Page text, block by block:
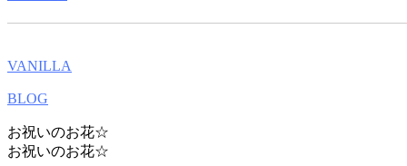
VANILLA
BLOG
お祝いのお花☆
お祝いのお花☆